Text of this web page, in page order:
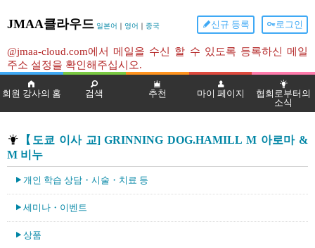
JMAA클라우드 일본어 ｜ 영어 ｜ 중국 로그인
신규 등록
@jmaa-cloud.com에서 메일을 수신 할 수 있도록 등록하신 메일
주소 설정을 확인해주십시오.
회원 강사의 홈 검색 추천 마이 페이지
협회로부터의
소식
【도쿄 이사 교] GRINNING DOG.HAMILL M 아로마 &
M 비누
개인 학습 상담・시술・치료 등
세미나・이벤트
상품